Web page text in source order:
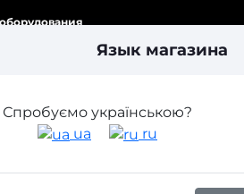
Язык магазина
Спробуємо українською?
ua
ru